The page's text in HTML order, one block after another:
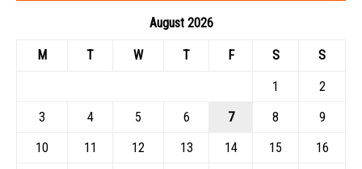
August 2026
M T W T F S S
1
2
3
4 5 6 7 8
9
10
11 12 13 14 15
16